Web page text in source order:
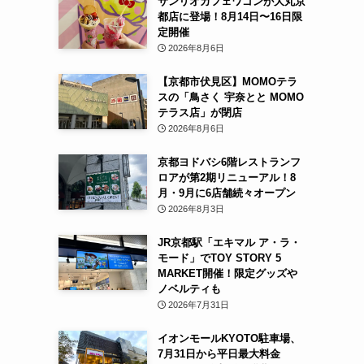
都店に登場！8月14日〜16日限
定開催
2026年8月6日
【京都市伏見区】MOMOテラ
スの「鳥さく 宇奈とと MOMO
テラス店」が閉店
2026年8月6日
京都ヨドバシ6階レストランフ
ロアが第2期リニューアル！8
月・9月に6店舗続々オープン
2026年8月3日
JR京都駅「エキマル ア・ラ・
モード」でTOY STORY 5
MARKET開催！限定グッズや
ノベルティも
2026年7月31日
イオンモールKYOTO駐車場、
7月31日から平日最大料金